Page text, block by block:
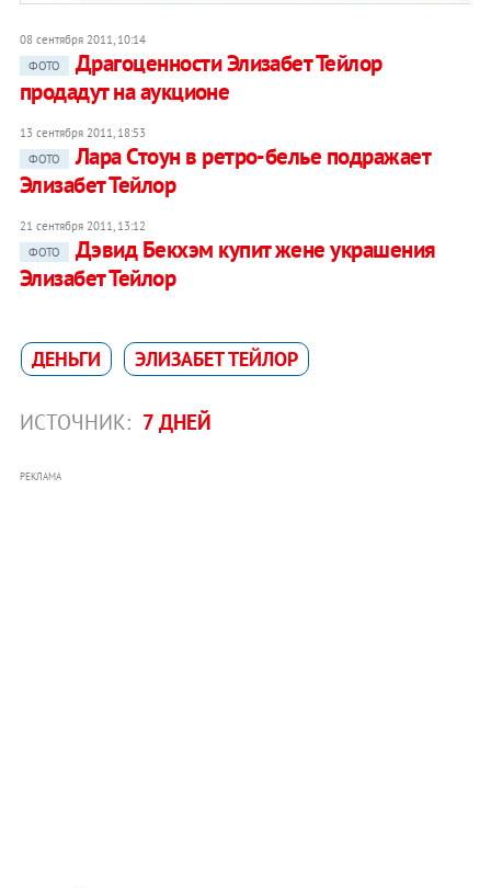
08 сентября 2011, 10:14
ФОТО
Драгоценности Элизабет Тейлор
продадут на аукционе
13 сентября 2011, 18:53
ФОТО
Лара Стоун в ретро-белье подражает
Элизабет Тейлор
21 сентября 2011, 13:12
ФОТО
Дэвид Бекхэм купит жене украшения
Элизабет Тейлор
ДЕНЬГИ ЭЛИЗАБЕТ ТЕЙЛОР
ИСТОЧНИК: 7 ДНЕЙ
РЕКЛАМА